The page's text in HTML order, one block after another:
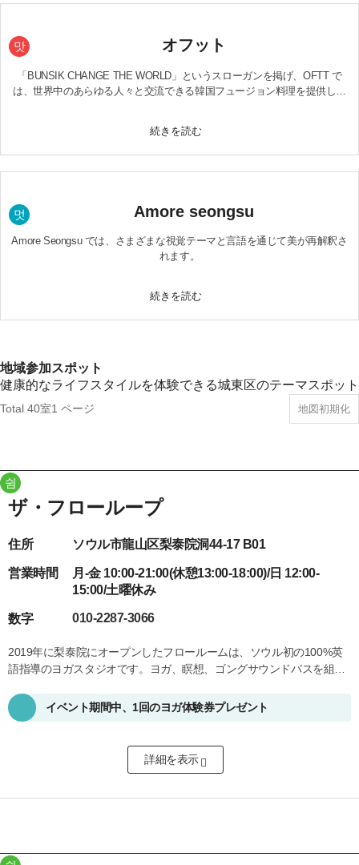
맛 オフット
「BUNSIK CHANGE THE WORLD」というスローガンを掲げ、OFTT で
は、世界中のあらゆる人々と交流できる韓国フュージョン料理を提供して
続きを読む
멋 Amore seongsu
Amore Seongsu では、さまざまな視覚テーマと言語を通じて美が再解釈さ
れます。
続きを読む
地域参加スポット​
健康的なライフスタイルを体験できる城東区のテーマスポッ
Total 40室1 ページ 地図初期化
쉼
ザ・フローループ
住所 ソウル市龍山区梨泰院洞44-17 B01
営業時間
月-金 10:00-21:00(休憩13:00-18:00)/日 12:00-
15:00/土曜休み
数字 010-2287-3066
2019年に梨泰院にオープンしたフロールームは、ソウル初の100%英
語指導のヨガスタジオです。ヨガ、瞑想、ゴングサウンドバスを組み
るコミュニティとして、ソウルの中心部で独特のウェルネス体験を提
供しています。
イベント期間中、1回のヨガ体験券プレゼント
詳細を表示​